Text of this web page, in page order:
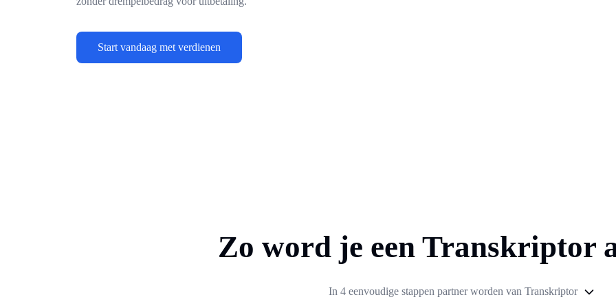
Start vandaag met verdienen
Zo word je een Transkriptor
In 4 eenvoudige stappen partner worden van Transkriptor